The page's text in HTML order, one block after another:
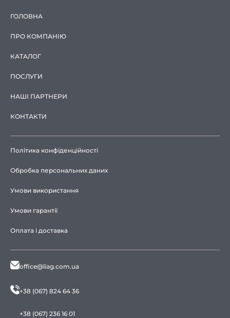
ГОЛОВНА
ПРО КОМПАНІЮ
КАТАЛОГ
ПОСЛУГИ
НАШІ ПАРТНЕРИ
КОНТАКТИ
Політика конфіденційності
Обробка персональних даних
Умови використання
Умови гарантії
Оплата і доставка
office@liag.com.ua
+38 (067) 824 64 36
+38 (067) 236 16 01